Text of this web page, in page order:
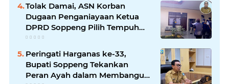
Tolak Damai, ASN Korban
Dugaan Penganiayaan Ketua
DPRD Soppeng Pilih Tempuh
Jalur Hukum
Peringati Harganas ke-33,
Bupati Soppeng Tekankan
Peran Ayah dalam Membangun